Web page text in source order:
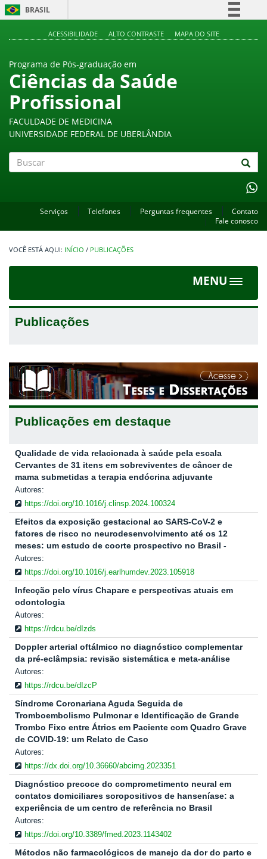
BRASIL
Acesso à informação
ACESSIBILIDADE ALTO CONTRASTE MAPA DO SITE
Programa de Pós-graduação em
Ciências da Saúde
Profissional
FACULDADE DE MEDICINA
UNIVERSIDADE FEDERAL DE UBERLÂNDIA
Serviços Telefones Perguntas frequentes
Contato
Fale conosco
INÍCIO / PUBLICAÇÕES
MENU
Toggle
Publicações
Publicações em destaque
Qualidade de vida relacionada à saúde pela escala
Cervantes de 31 itens em sobreviventes de câncer de
mama submetidas a terapia endócrina adjuvante
Autores:
https://doi.org/10.1016/j.clinsp.2024.100324
Efeitos da exposição gestacional ao SARS-CoV-2 e
fatores de risco no neurodesenvolvimento até os 12
meses: um estudo de coorte prospectivo no Brasil -
Autores:
https://doi.org/10.1016/j.earlhumdev.2023.105918
Infecção pelo vírus Chapare e perspectivas atuais em
odontologia
Autores:
https://rdcu.be/dIzds
Doppler arterial oftálmico no diagnóstico complementar
da pré-eclâmpsia: revisão sistemática e meta-análise
Autores:
https://rdcu.be/dIzcP
Síndrome Coronariana Aguda Seguida de
Tromboembolismo Pulmonar e Identificação de Grande
Trombo Fixo entre Átrios em Paciente com Quadro Grave
de COVID-19: um Relato de Caso
Autores:
https://dx.doi.org/10.36660/abcimg.2023351
Diagnóstico precoce do comprometimento neural em
contatos domiciliares soropositivos de hanseníase: a
experiência de um centro de referência no Brasil
Autores:
https://doi.org/10.3389/fmed.2023.1143402
Métodos não farmacológicos de manejo da dor do parto e